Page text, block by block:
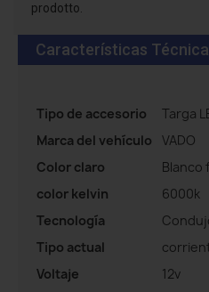
prodotto.
Características
Tipo de accesorio
Targa
Marca del vehículo
VADO
Color claro
Blanco
color kelvin
6000k
Tecnología
Tipo actual
Voltaje
12v